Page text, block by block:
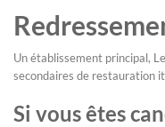
Un établissement principal,
secondaires de restauration
Si vous êtes